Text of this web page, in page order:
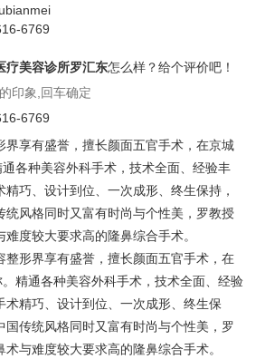
6769
疗美容诊所罗汇东怎么样？给个评价吧！
6769
界享有盛誉，擅长颜面五官手术，在京城
通各种美容外科手术，技术全面、经验丰
巧、设计到位、一次成形、终生保持，
统风格同时又富有时尚与个性美，罗教授
度较大要求高的隆鼻综合手术。
整形界享有盛誉，擅长颜面五官手术，在
。精通各种美容外科手术，技术全面、经验
术精巧、设计到位、一次成形、终生保
国传统风格同时又富有时尚与个性美，罗
与难度较大要求高的隆鼻综合手术。